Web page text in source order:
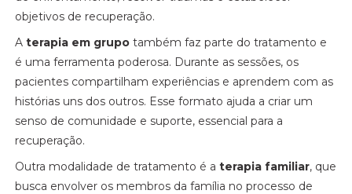
objetivos de recuperação.
Aterapia em grupo também faz parte do tratamento e
é uma ferramenta poderosa. Durante as sessões, os
pacientes compartilham experiências e aprendem com as
histórias uns dos outros. Esse formato ajuda a criar um
senso de comunidade e suporte, essencial para a
recuperação.
Outra modalidade de tratamento é aterapia familiar, que
busca envolver os membros da família no processo de